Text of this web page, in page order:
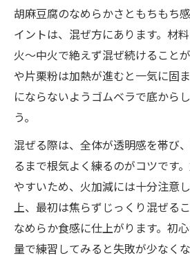
胡麻豆腐のなめらかさともちもち
イントは、混ぜ方にあります。材
火〜中火で絶えず混ぜ続けること
や片栗粉は加熱が進むと一気に固
にならないようゴムベラで底から
う。
混ぜる際は、全体が透明感を帯び
るまで根気よく練るのがコツです
やすいため、火加減には十分注意
上、最初は焦らずじっくり混ぜる
なめらか食感に仕上がります。初
量で練習してみると失敗が少なくな